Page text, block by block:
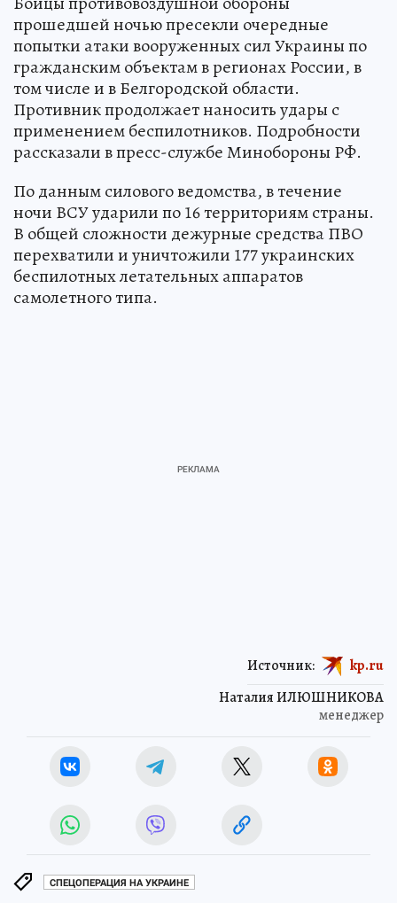
прошедшей ночью пресекли очередные
попытки атаки вооруженных сил Украины по
гражданским объектам в регионах России, в
том числе и в Белгородской области.
Противник продолжает наносить удары с
применением беспилотников. Подробности
рассказали в пресс-службе Минобороны РФ.
По данным силового ведомства, в течение
ночи ВСУ ударили по 16 территориям страны.
В общей сложности дежурные средства ПВО
перехватили и уничтожили 177 украинских
беспилотных летательных аппаратов
самолетного типа.
Наталия ИЛЮШНИКОВА
менеджер
Источник: kp.ru
СПЕЦОПЕРАЦИЯ НА УКРАИНЕ